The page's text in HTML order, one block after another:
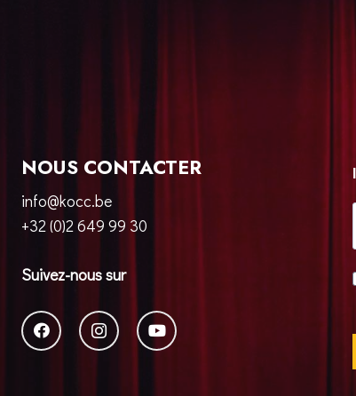
NOUS CONTACTER
info@kocc.be
+32 (0)2 649 99 30
Suivez-nous sur